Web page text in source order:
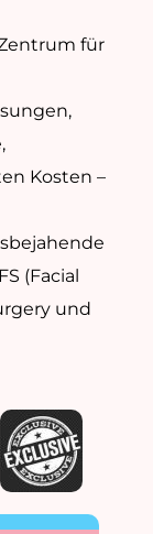
für
Kosten –
(Facial
und